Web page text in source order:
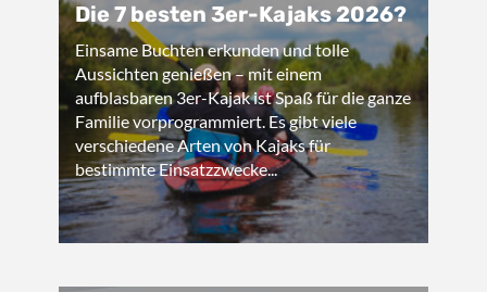
Die 7 besten 3er-Kajaks 2026?
Einsame Buchten erkunden und tolle
Aussichten genießen – mit einem
aufblasbaren 3er-Kajak ist Spaß für die ganze
Familie vorprogrammiert. Es gibt viele
verschiedene Arten von Kajaks für
bestimmte Einsatzzwecke...